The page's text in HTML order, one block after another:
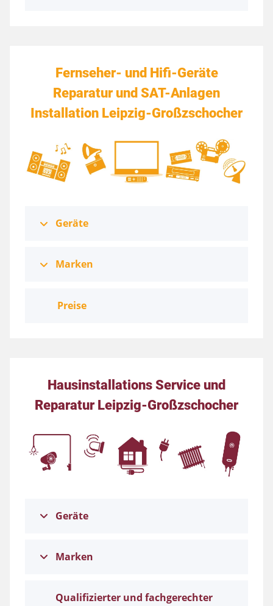
Fernseher- und Hifi-Geräte
Reparatur und SAT-Anlagen
Installation Leipzig-Großzschocher
Geräte
Marken
Preise
Hausinstallations Service und
Reparatur Leipzig-Großzschocher
Geräte
Marken
Qualifizierter und fachgerechter